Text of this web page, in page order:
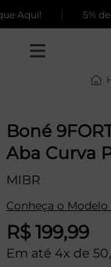
Aqui! 5% de
Boné
Aba Curva
MIBR
Conheça o
R$ 199,99
Em até 4x de